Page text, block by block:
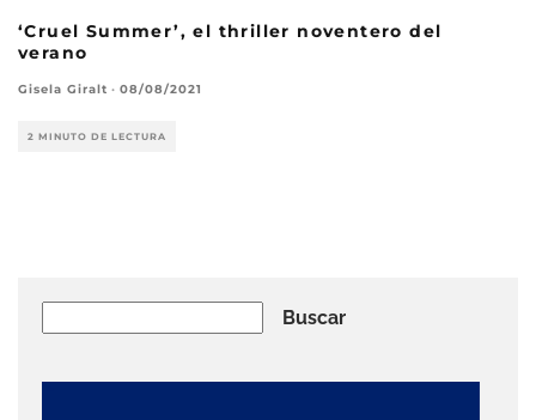
‘Cruel Summer’, el thriller noventero del
verano
Gisela Giralt · 08/08/2021
2 MINUTO DE LECTURA
Buscar